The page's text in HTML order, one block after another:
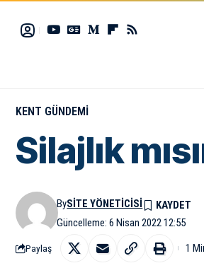
KENT GÜNDEMI
Silajlık
Güncelleme: 6 Nisan 2022 12:55
BySITE YÖNETICISI
Paylaş 1